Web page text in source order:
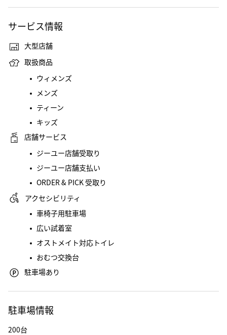
サービス情報
大型店舗
取扱商品
ウィメンズ
メンズ
ティーン
キッズ
店舗サービス
ジーユー店舗受取り
ジーユー店舗支払い
ORDER & PICK 受取り
アクセシビリティ
車椅子用駐車場
広い試着室
オストメイト対応トイレ
おむつ交換台
駐車場あり
駐車場情報
200台